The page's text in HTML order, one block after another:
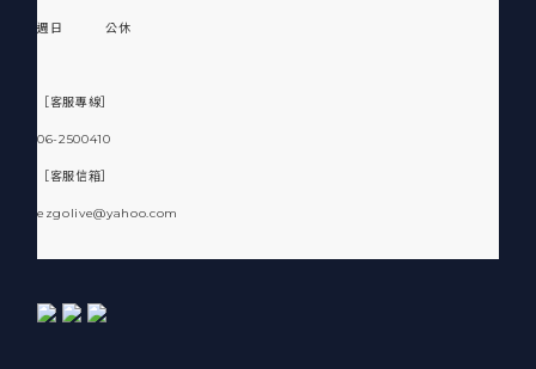
週日 公休
［客服專線］
06-2500410
［客服信箱］
ezgolive@yahoo.com